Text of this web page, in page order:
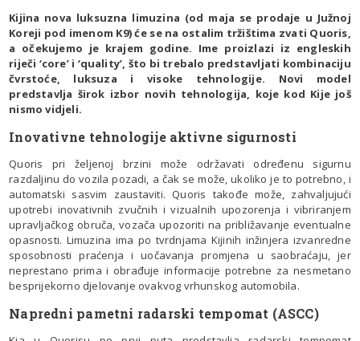
Kijina nova luksuzna limuzina (od maja se prodaje u Južnoj
Koreji pod imenom K9) će se na ostalim tržištima zvati Quoris,
a očekujemo je krajem godine. Ime proizlazi iz engleskih
riječi ‘core’ i ‘quality’, što bi trebalo predstavljati kombinaciju
čvrstoće, luksuza i visoke tehnologije. Novi model
predstavlja širok izbor novih tehnologija, koje kod Kije još
nismo vidjeli.
Inovativne tehnologije aktivne sigurnosti
Quoris pri željenoj brzini može održavati određenu sigurnu
razdaljinu do vozila pozadi, a čak se može, ukoliko je to potrebno, i
automatski sasvim zaustaviti. Quoris takođe može, zahvaljujući
upotrebi inovativnih zvučnih i vizualnih upozorenja i vibriranjem
upravljačkog obruča, vozača upozoriti na približavanje eventualne
opasnosti. Limuzina ima po tvrdnjama Kijinih inžinjera izvanredne
sposobnosti praćenja i uočavanja promjena u saobraćaju, jer
neprestano prima i obrađuje informacije potrebne za nesmetano
besprijekorno djelovanje ovakvog vrhunskog automobila.
Napredni pametni radarski tempomat (ASCC)